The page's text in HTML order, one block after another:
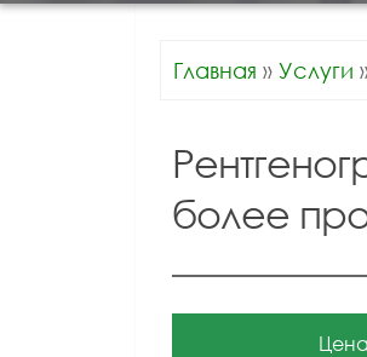
Главная » Услуги
более